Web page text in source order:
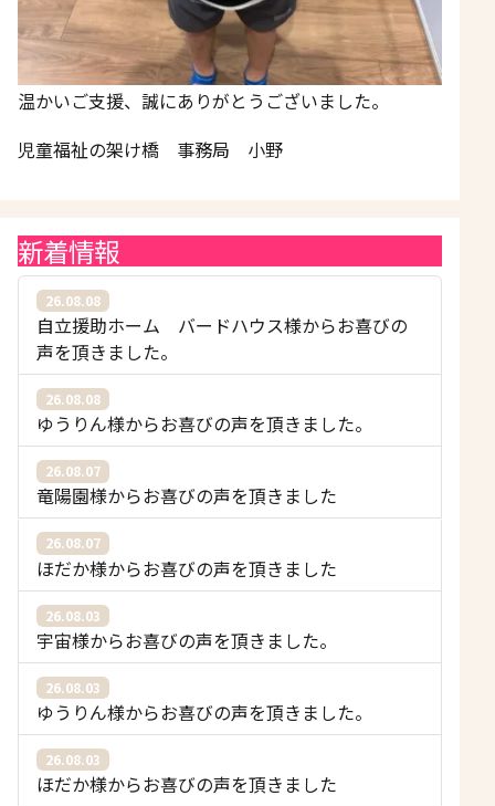
温かいご支援、誠にありがとうございました。
児童福祉の架け橋 事務局 小野
新着情報
26.08.08
自立援助ホーム バードハウス様からお喜びの
声を頂きました。
26.08.08
ゆうりん様からお喜びの声を頂きました。
26.08.07
竜陽園様からお喜びの声を頂きました
26.08.07
ほだか様からお喜びの声を頂きました
26.08.03
宇宙様からお喜びの声を頂きました。
26.08.03
ゆうりん様からお喜びの声を頂きました。
26.08.03
ほだか様からお喜びの声を頂きました